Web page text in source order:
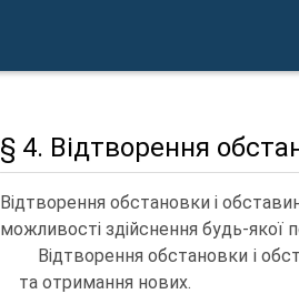
§ 4. Відтворення
Відтворення обстановки і
можливості здійснення будь-якої
Відтворення обстановки і
та отримання нових.